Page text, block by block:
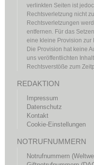
verlinkten Seiten ist
Rechtsverletzung nicht
Rechtsverletzungen
entfernen. Für das
eine kleine Provision zur
Die Provision hat keine
uns veröffentlichten
Rechtsverstöße zum
REDAKTION
Impressum
Datenschutz
Kontakt
Cookie-Einstellungen
NOTRUFNUMMERN
Notrufnummern